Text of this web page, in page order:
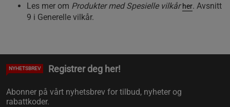
Les mer om Produkter med Spesielle vilkår her. Avsnitt
9 i Generelle vilkår.
NYHETSBREV Registrer deg her!
Abonner på vårt nyhetsbrev for tilbud, nyheter og
rabattkoder.